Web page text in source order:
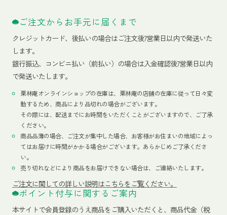
ご注文からお手元に届くまで
クレジットカード、 後払いの場合はご注文後7営業日以内で発送いた
します。
銀行振込、コンビニ払い（前払い）の場合は入金確認後7営業日以内
で発送いたします。
栗林庵オンラインショップの在庫は、栗林庵の店舗の在庫に従って日々変
動するため、商品により品切れの場合がございます。
その際には、配送までにお時間をいただくことがございますので、ご了承
ください。
商品品薄の場合、ご注文が集中した場合、お客様がお住まいの地域によっ
てはお届けに時間がかかる場合がございます。あらかじめご了承くださ
い。
売り切れなどにより商品をお届けできない場合は、ご連絡いたします。
ご注文に関しての詳しい説明はこちらをご覧ください。
ポイント付与に関するご案内
本サイトで会員登録のうえ商品をご購入いただくと、商品代金（税